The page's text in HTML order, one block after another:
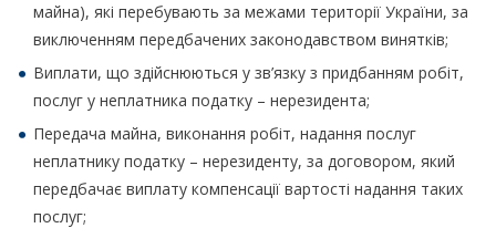
майна), які перебувають за межами території України, за
виключенням передбачених законодавством винятків;
Виплати, що здійснюються у зв’язку з придбанням робіт,
послуг у неплатника податку – нерезидента;
Передача майна, виконання робіт, надання послуг
неплатнику податку – нерезиденту, за договором, який
передбачає виплату компенсації вартості надання таких
послуг;